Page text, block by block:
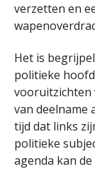
verzetten en
Het is
politieke
vooruitzichten
van deelname
tijd dat links
politieke
agenda kan